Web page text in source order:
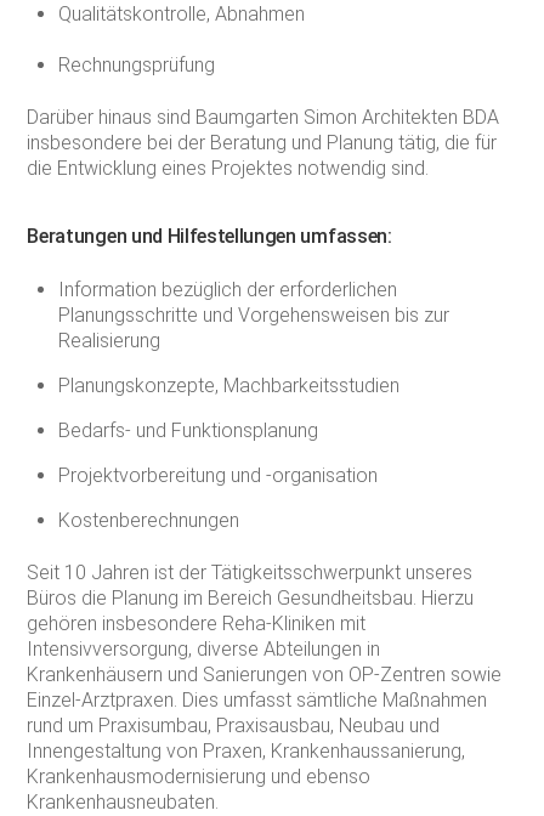
Qualitätskontrolle, Abnahmen
Rechnungsprüfung
Darüber hinaus sind Baumgarten Simon Architekten BDA
insbesondere bei der Beratung und Planung tätig, die für
die Entwicklung eines Projektes notwendig sind.
Beratungen und Hilfestellungen umfassen:
Information bezüglich der erforderlichen
Planungsschritte und Vorgehensweisen bis zur
Realisierung
Planungskonzepte, Machbarkeitsstudien
Bedarfs- und Funktionsplanung
Projektvorbereitung und -organisation
Kostenberechnungen
Seit 10 Jahren ist der Tätigkeitsschwerpunkt unseres
Büros die Planung im Bereich Gesundheitsbau. Hierzu
gehören insbesondere Reha-Kliniken mit
Intensivversorgung, diverse Abteilungen in
Krankenhäusern und Sanierungen von OP-Zentren sowie
Einzel-Arztpraxen. Dies umfasst sämtliche Maßnahmen
rund um Praxisumbau, Praxisausbau, Neubau und
Innengestaltung von Praxen, Krankenhaussanierung,
Krankenhausmodernisierung und ebenso
Krankenhausneubaten.